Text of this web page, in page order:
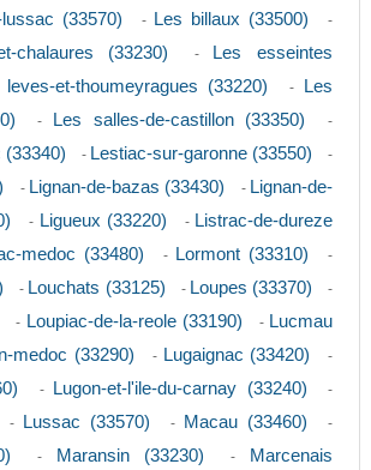
(33570) - Les billaux (33500) -
chalaures (33230) -
Les esseintes
leves-et-thoumeyragues (33220) -
Les
- Les salles-de-castillon (33350) -
(33340) - Lestiac-sur-garonne (33550) -
- Lignan-de-bazas (33430) - Lignan-de-
- Ligueux (33220) - Listrac-de-dureze
medoc (33480) - Lormont (33310) -
- Louchats (33125) - Loupes (33370) -
- Loupiac-de-la-reole (33190) - Lucmau
medoc (33290) - Lugaignac (33420) -
- Lugon-et-l'ile-du-carnay (33240) -
- Lussac (33570) - Macau (33460) -
- Maransin (33230) -
Marcenais